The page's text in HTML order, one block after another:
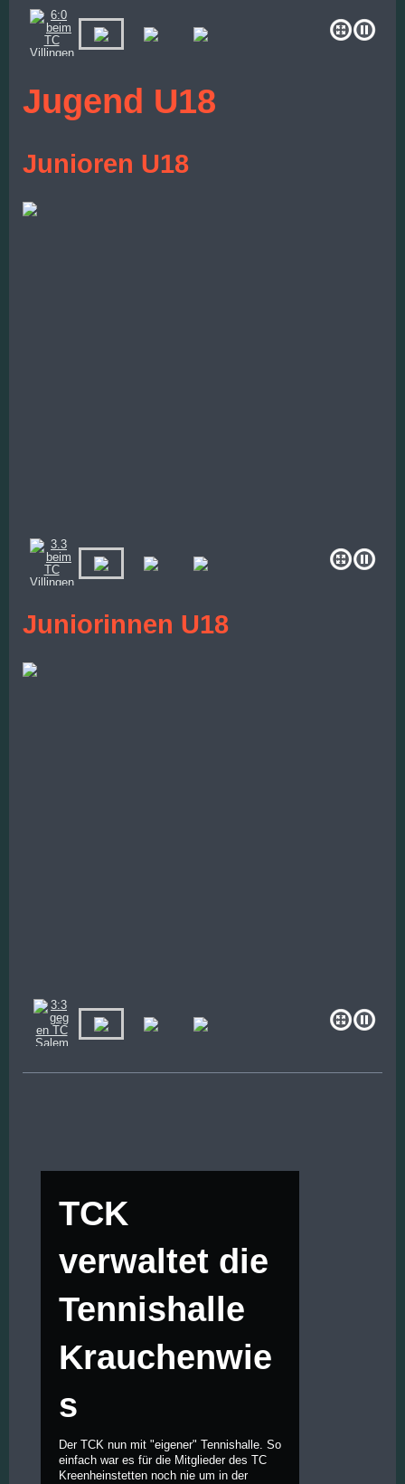
Jugend U18
Junioren U18
Juniorinnen U18
TCK
verwaltet die
Tennishalle
Krauchenwie
s
Der TCK nun mit "eigener" Tennishalle. So
einfach war es für die Mitglieder des TC
Kreenheinstetten noch nie um in der